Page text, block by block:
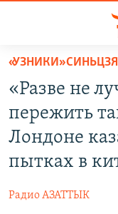
Вернуться
основному
содержанию
Вернутся
главной
Вернутся
ВОЙНА В УКРАИНЕ
ПОДПИШИТЕСЬ НА НАС В
«УЗНИКИ»
«Разве не
пережить
Лондоне
пытках в
Радио АЗАТТЫК